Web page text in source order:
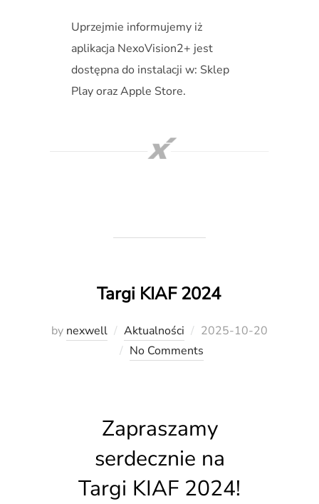
Uprzejmie informujemy iż
aplikacja NexoVision2+ jest
dostępna do instalacji w: Sklep
Play oraz Apple Store.
Targi KIAF 2024
by nexwell Aktualności
Posted
on
2025-10-20
No Comments
Zapraszamy
serdecznie na
Targi KIAF 2024!